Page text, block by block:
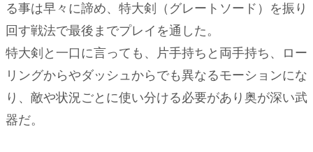
る事は早々に諦め、特大剣（グレートソード）を振り
回す戦法で最後までプレイを通した。
特大剣と一口に言っても、片手持ちと両手持ち、ロー
リングからやダッシュからでも異なるモーションにな
り、敵や状況ごとに使い分ける必要があり奥が深い武
器だ。